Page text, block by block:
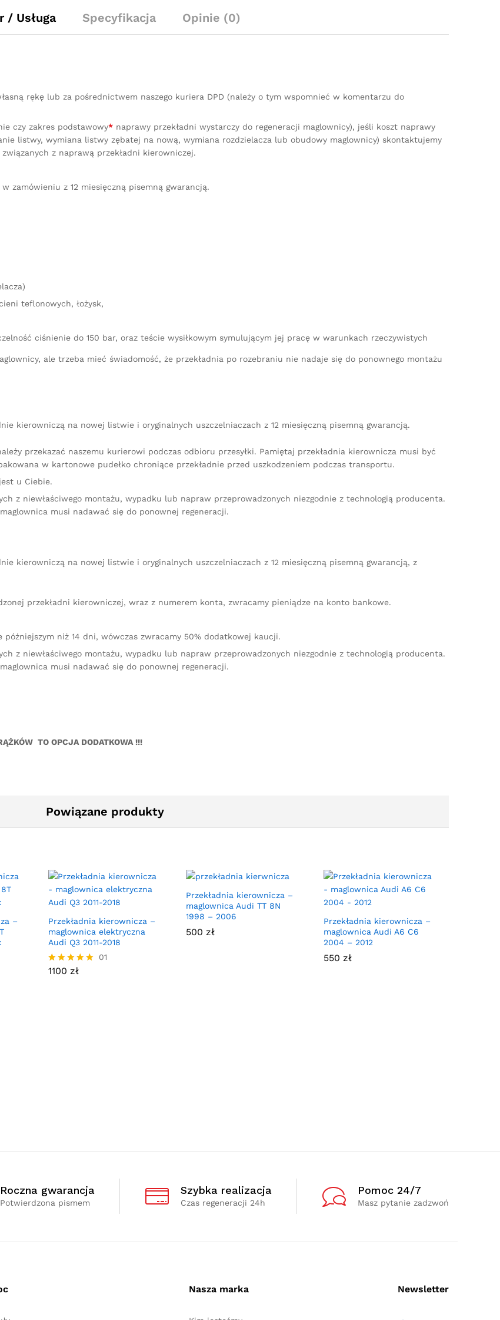
/ Usługa Specyfikacja Opinie (0)
rękę lub za pośrednictwem naszego kuriera DPD (należy o tym wspomnieć w komentarzu do
czy zakres podstawowy* naprawy przekładni wystarczy do regeneracji maglownicy), jeśli koszt naprawy
listwy, wymiana listwy zębatej na nową, wymiana rozdzielacza lub obudowy maglownicy) skontaktujemy
z naprawą przekładni kierowniczej.
zamówieniu z 12 miesięczną pisemną gwarancją.
teflonowych, łożysk,
ciśnienie do 150 bar, oraz teście wysiłkowym symulującym jej pracę w warunkach rzeczywistych
ale trzeba mieć świadomość, że przekładnia po rozebraniu nie nadaje się do ponownego montażu
kierowniczą na nowej listwie i oryginalnych uszczelniaczach z 12 miesięczną pisemną gwarancją.
przekazać naszemu kurierowi podczas odbioru przesyłki. Pamiętaj przekładnia kierownicza musi być
w kartonowe pudełko chroniące przekładnie przed uszkodzeniem podczas transportu.
u Ciebie.
z niewłaściwego montażu, wypadku lub napraw przeprowadzonych niezgodnie z technologią producenta.
musi nadawać się do ponownej regeneracji.
kierowniczą na nowej listwie i oryginalnych uszczelniaczach z 12 miesięczną pisemną gwarancją, z
przekładni kierowniczej, wraz z numerem konta, zwracamy pieniądze na konto bankowe.
niż 14 dni, wówczas zwracamy 50% dodatkowej kaucji.
z niewłaściwego montażu, wypadku lub napraw przeprowadzonych niezgodnie z technologią producenta.
musi nadawać się do ponownej regeneracji.
TO OPCJA DODATKOWA !!!
Powiązane produkty
–
Przekładnia kierownicza –
maglownica elektryczna
Audi Q3 2011-2018
Oceniono
01
1100 zł
Przekładnia kierownicza –
maglownica Audi TT 8N
1998 – 2006
500 zł
Przekładnia kierownicza –
maglownica Audi A6 C6
2004 – 2012
550 zł
Roczna gwarancja
Potwierdzona pismem
Szybka realizacja
Czas regeneracji 24h
Pomoc 24/7
Masz pytanie zadzwoń
Nasza marka Newsletter